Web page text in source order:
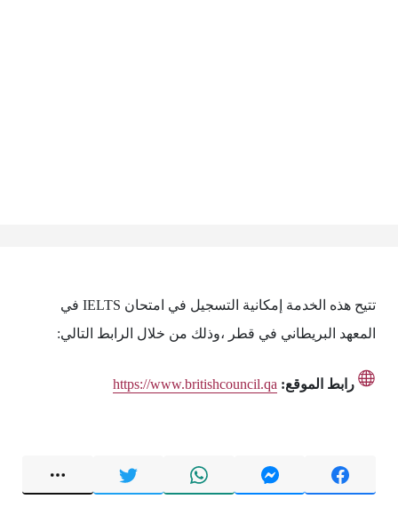
تتيح هذه الخدمة إمكانية التسجيل في امتحان IELTS في
المعهد البريطاني في قطر ،وذلك من خلال الرابط التالي:
رابط الموقع: https://www.britishcouncil.qa